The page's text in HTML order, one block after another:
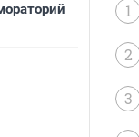
1
2
3